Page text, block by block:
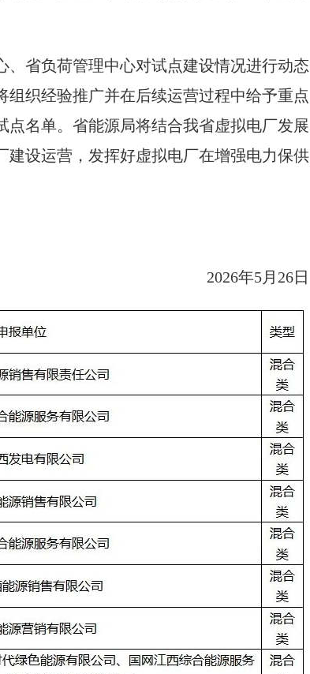
省负荷管理中心对试点建设情况进行动态
织经验推广并在后续运营过程中给予重点
名单。省能源局将结合我省虚拟电厂发展
设运营，发挥好虚拟电厂在增强电力保供
2026年5月26日